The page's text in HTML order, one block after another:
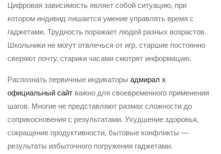
Цифровая зависимость являет собой ситуацию, при
котором индивид лишается умение управлять время с
гаджетами. Трудность поражает людей разных возрастов.
Школьники не могут отвлечься от игр, старшие постоянно
сверяют почту, старики часами смотрят информацию.
Распознать первичные индикаторы адмирал х
официальный сайт важно для своевременного применения
шагов. Многие не представляют размах сложности до
соприкосновения с результатами. Ухудшение здоровья,
сокращение продуктивности, бытовые конфликты —
результаты избыточного погружения гаджетами.